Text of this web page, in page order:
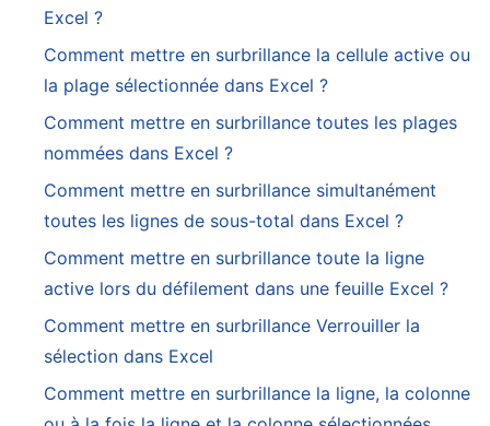
Excel ?
Comment mettre en surbrillance la cellule active ou
la plage sélectionnée dans Excel ?
Comment mettre en surbrillance toutes les plages
nommées dans Excel ?
Comment mettre en surbrillance simultanément
toutes les lignes de sous-total dans Excel ?
Comment mettre en surbrillance toute la ligne
active lors du défilement dans une feuille Excel ?
Comment mettre en surbrillance Verrouiller la
sélection dans Excel
Comment mettre en surbrillance la ligne, la colonne